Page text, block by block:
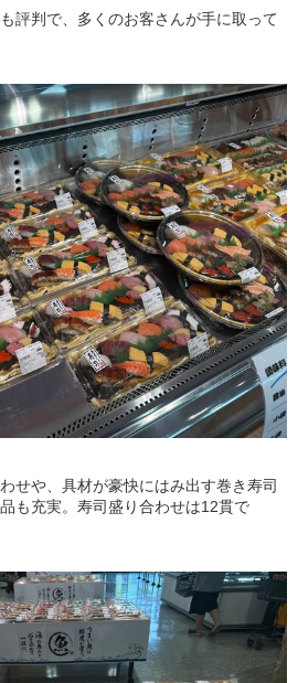
評判で、多くのお客さんが手に取って
せや、具材が豪快にはみ出す巻き寿司
も充実。寿司盛り合わせは12貫で